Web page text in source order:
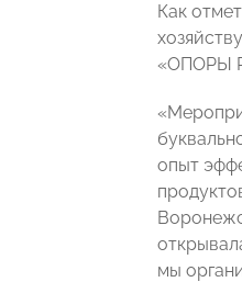
Как
«ОПОРЫ
опыт
мы